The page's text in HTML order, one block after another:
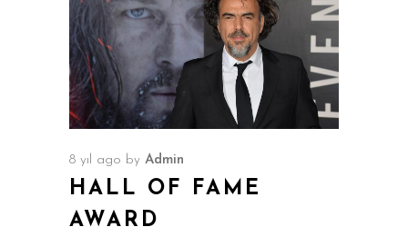
8 yıl ago by Admin
HALL OF FAME
AWARD